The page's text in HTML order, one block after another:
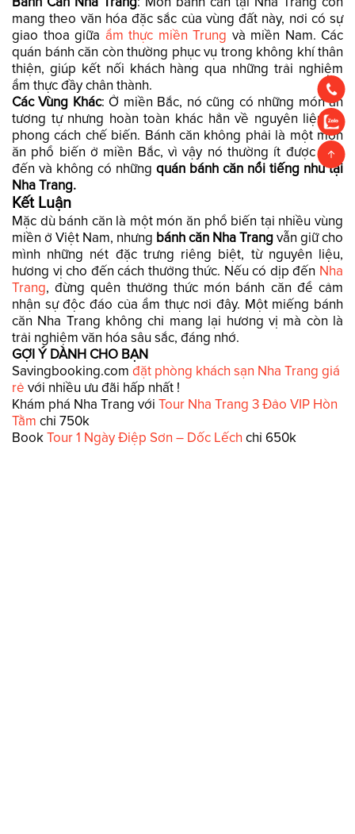
mang theo văn hóa đặc sắc của vùng đất này, nơi có sự
giao thoa giữa ẩm thực miền Trung và miền Nam. Các
quán bánh căn còn thường phục vụ trong không khí thân
thiện, giúp kết nối khách hàng qua những trải nghiệm
ẩm thực đầy chân thành.
Các Vùng Khác: Ở miền Bắc, nó cũng có những món ăn
tương tự nhưng hoàn toàn khác hẳn về nguyên liệu và
phong cách chế biến. Bánh căn không phải là một món
ăn phổ biến ở miền Bắc, vì vậy nó thường ít được biết
đến và không có những quán bánh căn nổi tiếng như tại
Nha Trang.
Kết Luận
Mặc dù bánh căn là một món ăn phổ biến tại nhiều vùng
miền ở Việt Nam, nhưng bánh căn Nha Trangvẫn giữ cho
mình những nét đặc trưng riêng biệt, từ nguyên liệu,
hương vị cho đến cách thưởng thức. Nếu có dịp đến Nha
Trang, đừng quên thưởng thức món bánh căn để cảm
nhận sự độc đáo của ẩm thực nơi đây. Một miếng bánh
căn Nha Trang không chỉ mang lại hương vị mà còn là
trải nghiệm văn hóa sâu sắc, đáng nhớ.
GỢI Ý DÀNH CHO BẠN
Savingbooking.com đặt phòng khách sạn Nha Trang giá
rẻ với nhiều ưu đãi hấp nhất !
Khám phá Nha Trang với Tour Nha Trang 3 Đảo VIP Hòn
Tằm chỉ 750k
BookTour 1 Ngày Điệp Sơn – Dốc Lếch chỉ 650k